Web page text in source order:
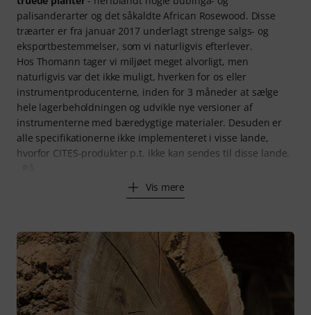
palisanderarter og det såkaldte African Rosewood. Disse
træarter er fra januar 2017 underlagt strenge salgs- og
eksportbestemmelser, som vi naturligvis efterlever.
Hos Thomann tager vi miljøet meget alvorligt, men
naturligvis var det ikke muligt, hverken for os eller
instrumentproducenterne, inden for 3 måneder at sælge
hele lagerbeholdningen og udvikle nye versioner af
instrumenterne med bæredygtige materialer. Desuden er
alle specifikationerne ikke implementeret i visse lande,
hvorfor CITES-produkter p.t. ikke kan sendes til disse lande.
Vis mere